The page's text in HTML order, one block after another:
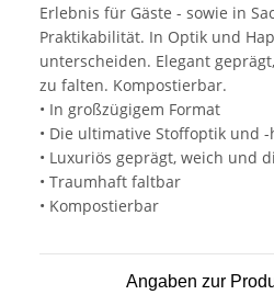
Erlebnis für Gäste - sowie in
Praktikabilität. In Optik und
unterscheiden. Elegant
zu falten. Kompostierbar.
• In großzügigem Format
• Die ultimative Stoffoptik und
• Luxuriös geprägt, weich und
• Traumhaft faltbar
• Kompostierbar
Angaben zur